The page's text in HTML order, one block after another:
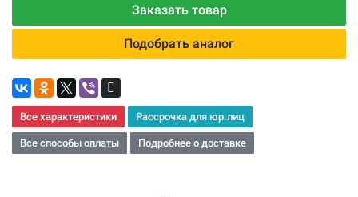
Заказать товар
Подобрать аналог
Все характеристики Рассрочка для юр.лиц
Все способы оплаты Подробнее о доставке